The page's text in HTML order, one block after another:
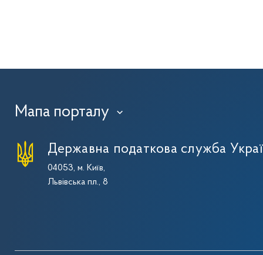
Мапа порталу ›
Державна податкова служба
04053, м. Київ,
Львівська пл., 8